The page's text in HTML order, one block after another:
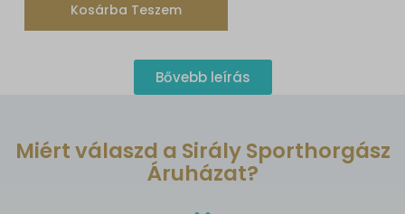
Kosárba Teszem
Bővebb leírás
Miért válaszd a Sirály Sporthorgász
Áruházat?